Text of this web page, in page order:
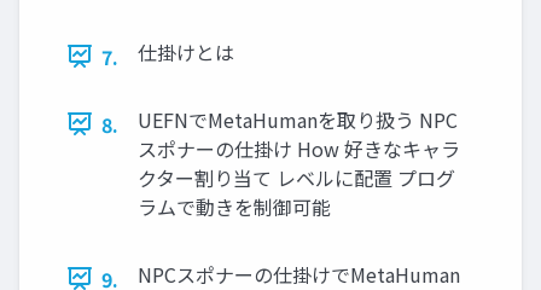
7. 仕掛けとは
8.
UEFNでMetaHumanを取り扱う NPC
スポナーの仕掛け How 好きなキャラ
クター割り当て レベルに配置 プログ
ラムで動きを制御可能
9.
NPCスポナーの仕掛けでMetaHuman